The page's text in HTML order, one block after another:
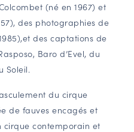
(né en 1967) et
des photographies de
des captations de
Baro d’Evel, du
Soleil.
du cirque
de fauves encagés et
cirque contemporain et